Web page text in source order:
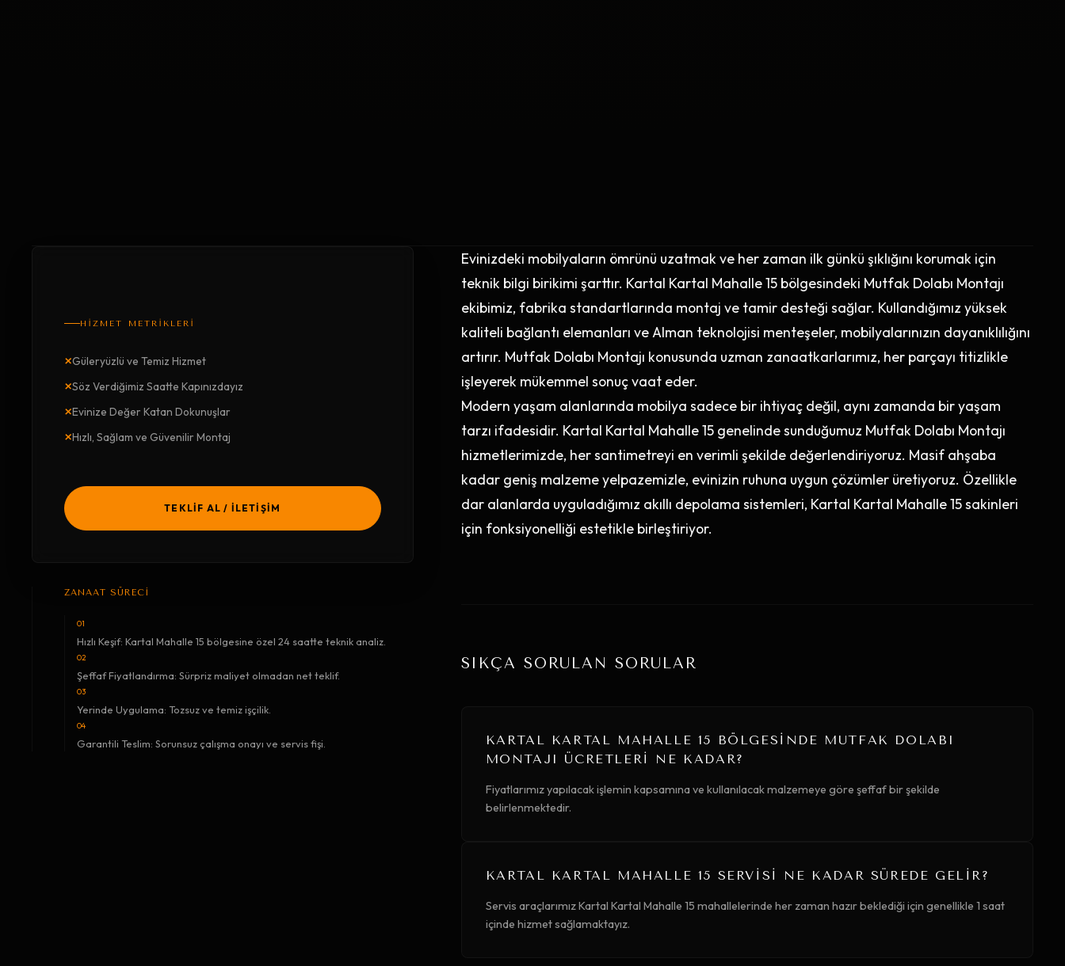
HİZMET METRİKLERİ
×Güleryüzlü ve Temiz Hizmet
×Söz Verdiğimiz Saatte Kapınızdayız
×Evinize Değer Katan Dokunuşlar
×Hızlı, Sağlam ve Güvenilir Montaj
TEKLİF AL / İLETİŞİM
ZANAAT SÜRECİ
01
Hızlı Keşif: Kartal Mahalle 15 bölgesine özel 24 saatte teknik analiz.
02
Şeffaf Fiyatlandırma: Sürpriz maliyet olmadan net teklif.
03
Yerinde Uygulama: Tozsuz ve temiz işçilik.
04
Garantili Teslim: Sorunsuz çalışma onayı ve servis fişi.
Evinizdeki mobilyaların ömrünü uzatmak ve her zaman ilk günkü şıklığını korumak için
teknik bilgi birikimi şarttır. Kartal Kartal Mahalle 15 bölgesindeki Mutfak Dolabı Montajı
ekibimiz, fabrika standartlarında montaj ve tamir desteği sağlar. Kullandığımız yüksek
kaliteli bağlantı elemanları ve Alman teknolojisi menteşeler, mobilyalarınızın dayanıklılığını
artırır. Mutfak Dolabı Montajı konusunda uzman zanaatkarlarımız, her parçayı titizlikle
işleyerek mükemmel sonuç vaat eder.
Modern yaşam alanlarında mobilya sadece bir ihtiyaç değil, aynı zamanda bir yaşam
tarzı ifadesidir. Kartal Kartal Mahalle 15 genelinde sunduğumuz Mutfak Dolabı Montajı
hizmetlerimizde, her santimetreyi en verimli şekilde değerlendiriyoruz. Masif ahşaba
kadar geniş malzeme yelpazemizle, evinizin ruhuna uygun çözümler üretiyoruz. Özellikle
dar alanlarda uyguladığımız akıllı depolama sistemleri, Kartal Kartal Mahalle 15 sakinleri
için fonksiyonelliği estetikle birleştiriyor.
SIKÇA SORULAN SORULAR
KARTAL KARTAL MAHALLE 15 BÖLGESINDE MUTFAK DOLABI
MONTAJI ÜCRETLERI NE KADAR?
Fiyatlarımız yapılacak işlemin kapsamına ve kullanılacak malzemeye göre şeffaf bir şekilde
belirlenmektedir.
KARTAL KARTAL MAHALLE 15 SERVISI NE KADAR SÜREDE GELIR?
Servis araçlarımız Kartal Kartal Mahalle 15 mahallelerinde her zaman hazır beklediği için genellikle 1 saat
içinde hizmet sağlamaktayız.